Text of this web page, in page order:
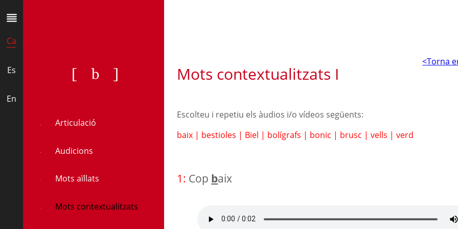
Ca
Es
En
[b]
Articulació
Audicions
Mots aïllats
Mots contextualitzats
Mots contextualitzats I
<Torna
Escolteu i repetiu els àudios i/o vídeos següents:
baix | bestioles | Biel | bolígrafs | bonic | brusc |vells |verd
1: Cop baix